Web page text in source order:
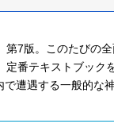
7版。このたびの
番テキストブック
遭遇する一般的な